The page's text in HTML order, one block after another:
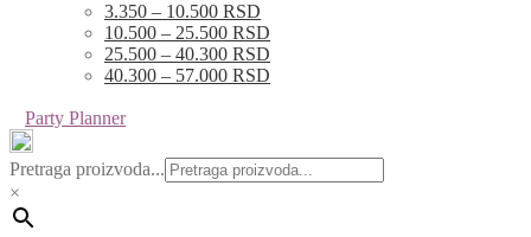
3.350 – 10.500 RSD
10.500 – 25.500 RSD
25.500 – 40.300 RSD
40.300 – 57.000 RSD
Party Planner
Pretraga proizvoda...
×